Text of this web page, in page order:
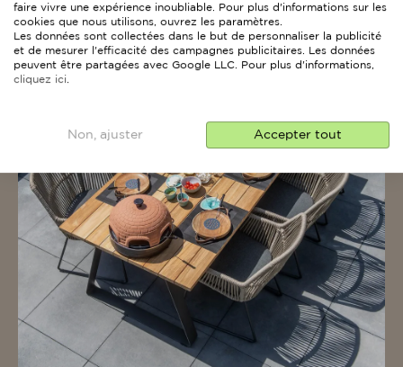
faire vivre une expérience inoubliable. Pour plus d'informations sur les
cookies que nous utilisons, ouvrez les paramètres.
Les données sont collectées dans le but de personnaliser la publicité
et de mesurer l'efficacité des campagnes publicitaires. Les données
peuvent être partagées avec Google LLC. Pour plus d'informations,
cliquez ici
Non, ajuster Accepter tout